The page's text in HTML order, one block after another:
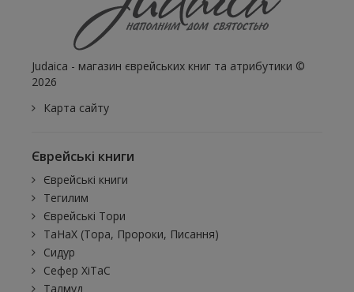
Judaica - магазин єврейських книг та атрибутики ©
2026
Карта сайту
Єврейські книги
Єврейські книги
Тегилим
Єврейські Тори
ТаНаХ (Тора, Пророки, Писання)
Сидур
Сефер ХіТаС
Талмуд